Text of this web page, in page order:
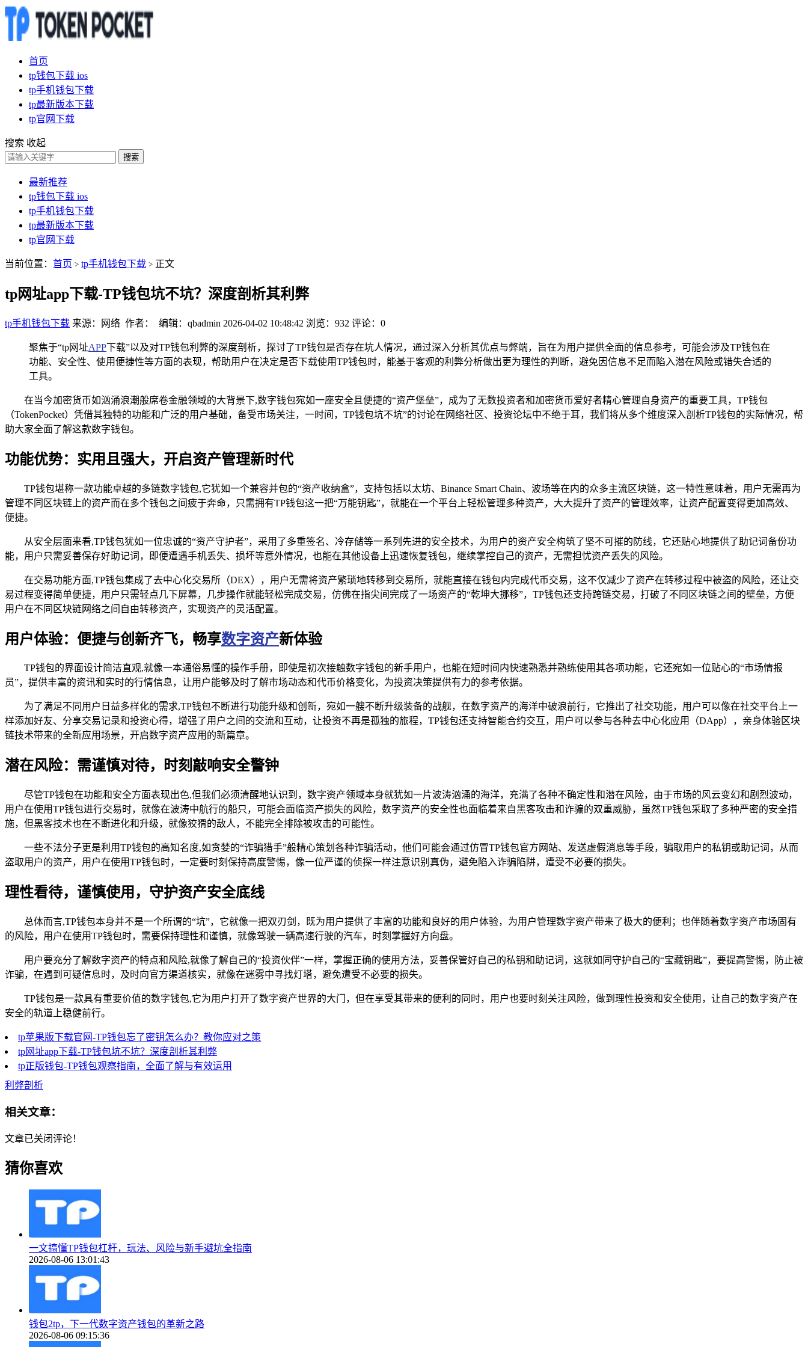
首页
tp钱包下载 ios
tp手机钱包下载
tp最新版本下载
tp官网下载
搜索 收起
搜索
最新推荐
tp钱包下载 ios
tp手机钱包下载
tp最新版本下载
tp官网下载
当前位置： 首页 > tp手机钱包下载 > 正文
tp网址app下载-TP钱包坑不坑？深度剖析其利弊
tp手机钱包下载 来源：网络 作者： 编辑：qbadmin 2026-04-02 10:48:42 浏览：932 评论：0
聚焦于“tp网址APP下载”以及对TP钱包利弊的深度剖析，探讨了TP钱包是否存在坑人情况，通过深入分析其优点与弊端，旨在为用户提供全面的信息参考，可能会涉及TP钱包在
功能、安全性、使用便捷性等方面的表现，帮助用户在决定是否下载使用TP钱包时，能基于客观的利弊分析做出更为理性的判断，避免因信息不足而陷入潜在风险或错失合适的
工具。
在当今加密货币如汹涌浪潮般席卷金融领域的大背景下,数字钱包宛如一座安全且便捷的“资产堡垒”，成为了无数投资者和加密货币爱好者精心管理自身资产的重要工具，TP钱包
（TokenPocket）凭借其独特的功能和广泛的用户基础，备受市场关注，一时间，TP钱包坑不坑”的讨论在网络社区、投资论坛中不绝于耳，我们将从多个维度深入剖析TP钱包的实际情况，帮
助大家全面了解这款数字钱包。
功能优势：实用且强大，开启资产管理新时代
TP钱包堪称一款功能卓越的多链数字钱包,它犹如一个兼容并包的“资产收纳盒”，支持包括以太坊、Binance Smart Chain、波场等在内的众多主流区块链，这一特性意味着，用户无需再为
管理不同区块链上的资产而在多个钱包之间疲于奔命，只需拥有TP钱包这一把“万能钥匙”，就能在一个平台上轻松管理多种资产，大大提升了资产的管理效率，让资产配置变得更加高效、
便捷。
从安全层面来看,TP钱包犹如一位忠诚的“资产守护者”，采用了多重签名、冷存储等一系列先进的安全技术，为用户的资产安全构筑了坚不可摧的防线，它还贴心地提供了助记词备份功
能，用户只需妥善保存好助记词，即便遭遇手机丢失、损坏等意外情况，也能在其他设备上迅速恢复钱包，继续掌控自己的资产，无需担忧资产丢失的风险。
在交易功能方面,TP钱包集成了去中心化交易所（DEX），用户无需将资产繁琐地转移到交易所，就能直接在钱包内完成代币交易，这不仅减少了资产在转移过程中被盗的风险，还让交
易过程变得简单便捷，用户只需轻点几下屏幕，几步操作就能轻松完成交易，仿佛在指尖间完成了一场资产的“乾坤大挪移”，TP钱包还支持跨链交易，打破了不同区块链之间的壁垒，方便
用户在不同区块链网络之间自由转移资产，实现资产的灵活配置。
用户体验：便捷与创新齐飞，畅享数字资产新体验
TP钱包的界面设计简洁直观,就像一本通俗易懂的操作手册，即使是初次接触数字钱包的新手用户，也能在短时间内快速熟悉并熟练使用其各项功能，它还宛如一位贴心的“市场情报
员”，提供丰富的资讯和实时的行情信息，让用户能够及时了解市场动态和代币价格变化，为投资决策提供有力的参考依据。
为了满足不同用户日益多样化的需求,TP钱包不断进行功能升级和创新，宛如一艘不断升级装备的战舰，在数字资产的海洋中破浪前行，它推出了社交功能，用户可以像在社交平台上一
样添加好友、分享交易记录和投资心得，增强了用户之间的交流和互动，让投资不再是孤独的旅程，TP钱包还支持智能合约交互，用户可以参与各种去中心化应用（DApp），亲身体验区块
链技术带来的全新应用场景，开启数字资产应用的新篇章。
潜在风险：需谨慎对待，时刻敲响安全警钟
尽管TP钱包在功能和安全方面表现出色,但我们必须清醒地认识到，数字资产领域本身就犹如一片波涛汹涌的海洋，充满了各种不确定性和潜在风险，由于市场的风云变幻和剧烈波动，
用户在使用TP钱包进行交易时，就像在波涛中航行的船只，可能会面临资产损失的风险，数字资产的安全性也面临着来自黑客攻击和诈骗的双重威胁，虽然TP钱包采取了多种严密的安全措
施，但黑客技术也在不断进化和升级，就像狡猾的敌人，不能完全排除被攻击的可能性。
一些不法分子更是利用TP钱包的高知名度,如贪婪的“诈骗猎手”般精心策划各种诈骗活动，他们可能会通过仿冒TP钱包官方网站、发送虚假消息等手段，骗取用户的私钥或助记词，从而
盗取用户的资产，用户在使用TP钱包时，一定要时刻保持高度警惕，像一位严谨的侦探一样注意识别真伪，避免陷入诈骗陷阱，遭受不必要的损失。
理性看待，谨慎使用，守护资产安全底线
总体而言,TP钱包本身并不是一个所谓的“坑”，它就像一把双刃剑，既为用户提供了丰富的功能和良好的用户体验，为用户管理数字资产带来了极大的便利；也伴随着数字资产市场固有
的风险，用户在使用TP钱包时，需要保持理性和谨慎，就像驾驶一辆高速行驶的汽车，时刻掌握好方向盘。
用户要充分了解数字资产的特点和风险,就像了解自己的“投资伙伴”一样，掌握正确的使用方法，妥善保管好自己的私钥和助记词，这就如同守护自己的“宝藏钥匙”，要提高警惕，防止被
诈骗，在遇到可疑信息时，及时向官方渠道核实，就像在迷雾中寻找灯塔，避免遭受不必要的损失。
TP钱包是一款具有重要价值的数字钱包,它为用户打开了数字资产世界的大门，但在享受其带来的便利的同时，用户也要时刻关注风险，做到理性投资和安全使用，让自己的数字资产在
安全的轨道上稳健前行。
tp苹果版下载官网-TP钱包忘了密钥怎么办？教你应对之策
tp网址app下载-TP钱包坑不坑？深度剖析其利弊
tp正版钱包-TP钱包观察指南，全面了解与有效运用
利弊剖析
相关文章：
文章已关闭评论！
猜你喜欢
一文搞懂TP钱包杠杆，玩法、风险与新手避坑全指南
2026-08-06 13:01:43
钱包2tp，下一代数字资产钱包的革新之路
2026-08-06 09:15:36